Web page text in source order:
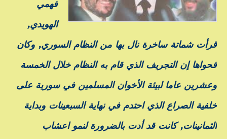
فهمي
الهويدي,
قرأت شماتة ساخرة نال بها من النظام السوري, وكان
فحواها إن التجريف الذي قام به النظام خلال الخمسة
وعشرين عاما لبيئة الأخوان المسلمين في سورية على
خلفية الصراع الذي احتدم في نهاية السبعينات وبداية
الثمانينات, كانت قد أدت بالضرورة لنمو اعشاب